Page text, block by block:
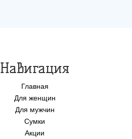
Навигация
Главная
Для женщин
Для мужчин
Сумки
Акции